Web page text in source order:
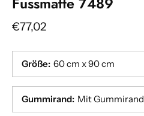
€77,02
Größe: 60 cm x 90 cm
Gummirand: Mit Gummirand